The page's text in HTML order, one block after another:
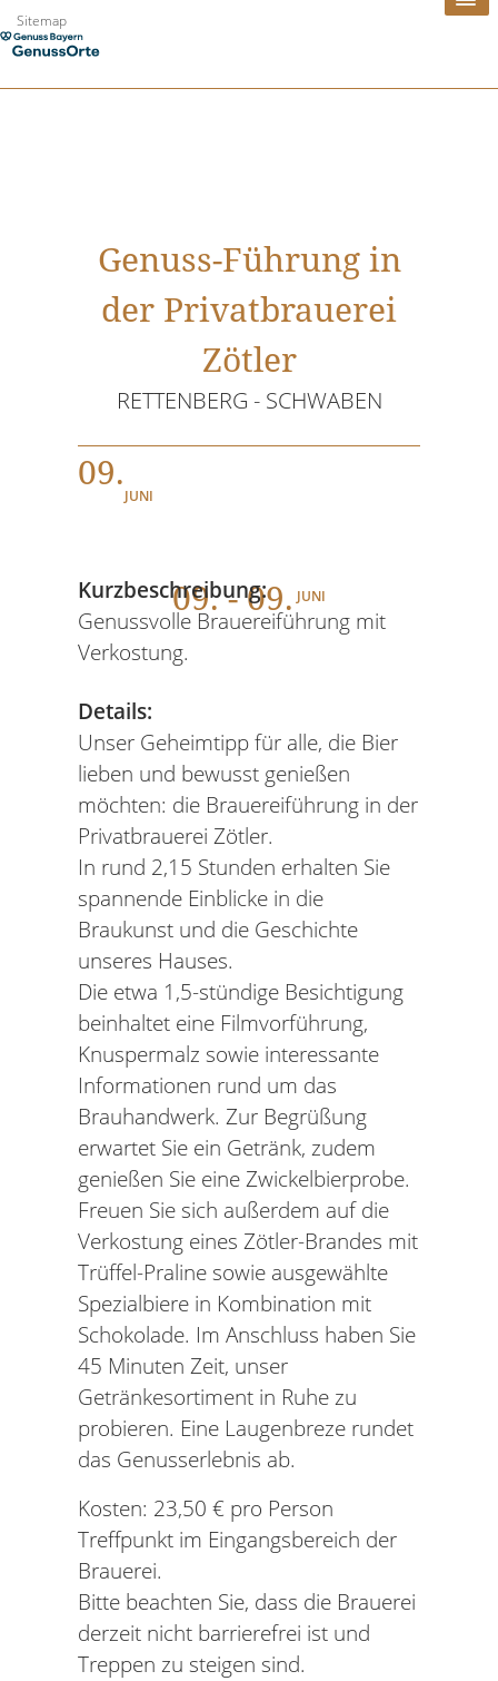
Zum
Inhalt
Sitemap
Genuss-Führung in
der Privatbrauerei
Zötler
RETTENBERG - SCHWABEN
09.
JUNI
09. - 09. JUNI
Kurzbeschreibung:
Genussvolle Brauereiführung mit
Verkostung.
Details:
Unser Geheimtipp für alle, die Bier
lieben und bewusst genießen
möchten: die Brauereiführung in der
Privatbrauerei Zötler.
In rund 2,15 Stunden erhalten Sie
spannende Einblicke in die
Braukunst und die Geschichte
unseres Hauses.
Die etwa 1,5-stündige Besichtigung
beinhaltet eine Filmvorführung,
Knuspermalz sowie interessante
Informationen rund um das
Brauhandwerk. Zur Begrüßung
erwartet Sie ein Getränk, zudem
genießen Sie eine Zwickelbierprobe.
Freuen Sie sich außerdem auf die
Verkostung eines Zötler-Brandes mit
Trüffel-Praline sowie ausgewählte
Spezialbiere in Kombination mit
Schokolade. Im Anschluss haben Sie
45 Minuten Zeit, unser
Getränkesortiment in Ruhe zu
probieren. Eine Laugenbreze rundet
das Genusserlebnis ab.
Kosten: 23,50 € pro Person
Treffpunkt im Eingangsbereich der
Brauerei.
Bitte beachten Sie, dass die Brauerei
derzeit nicht barrierefrei ist und
Treppen zu steigen sind.